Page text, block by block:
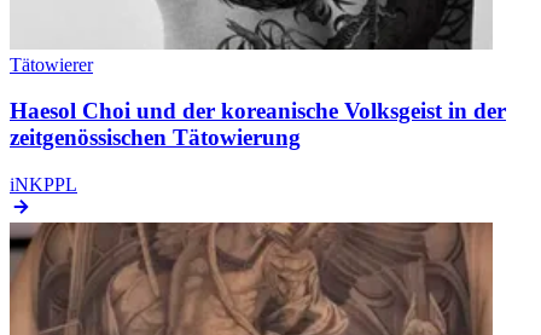
Tätowierer
Haesol Choi und der koreanische Volksgeist in der
zeitgenössischen Tätowierung
iNKPPL